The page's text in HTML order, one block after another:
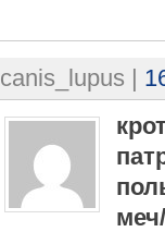
canis_lupus |